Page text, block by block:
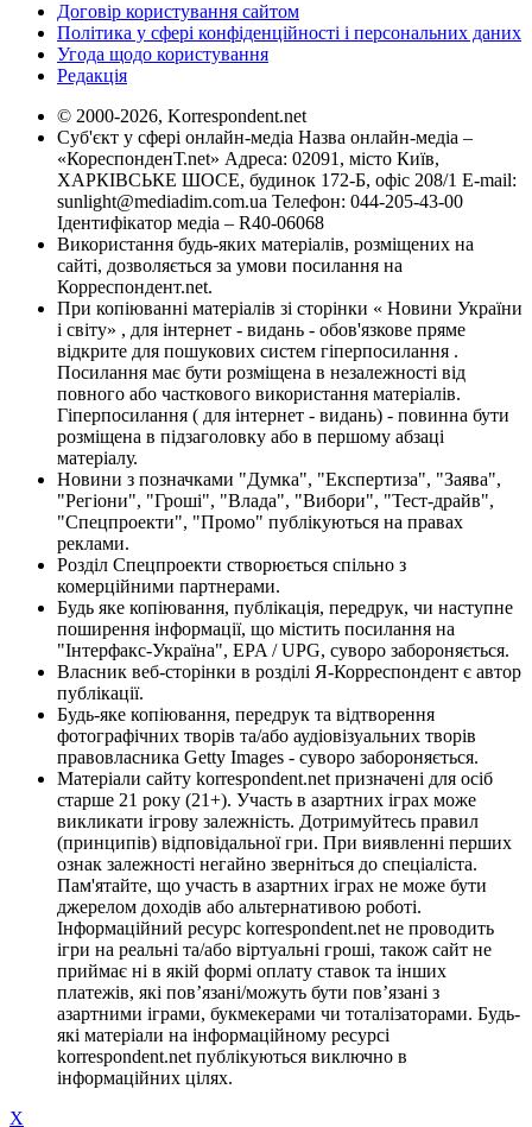
Договір користування сайтом
Політика у сфері конфіденційності і персональних даних
Угода щодо користування
Редакція
© 2000-2026, Korrespondent.net
Суб'єкт у сфері онлайн-медіа Назва онлайн-медіа –
«КореспонденТ.net» Адреса: 02091, місто Київ,
ХАРКІВСЬКЕ ШОСЕ, будинок 172-Б, офіс 208/1 E-mail:
sunlight@mediadim.com.ua Телефон: 044-205-43-00
Ідентифікатор медіа – R40-06068
Використання будь-яких матеріалів, розміщених на
сайті, дозволяється за умови посилання на
Корреспондент.net.
При копіюванні матеріалів зі сторінки « Новини України
і світу» , для інтернет - видань - обов'язкове пряме
відкрите для пошукових систем гіперпосилання .
Посилання має бути розміщена в незалежності від
повного або часткового використання матеріалів.
Гіперпосилання ( для інтернет - видань) - повинна бути
розміщена в підзаголовку або в першому абзаці
матеріалу.
Новини з позначками "Думка", "Експертиза", "Заява",
"Регіони", "Гроші", "Влада", "Вибори", "Тест-драйв",
"Спецпроекти", "Промо" публікуються на правах
реклами.
Розділ Спецпроекти створюється спільно з
комерційними партнерами.
Будь яке копіювання, публікація, передрук, чи наступне
поширення інформації, що містить посилання на
"Інтерфакс-Україна", EPA / UPG, суворо забороняється.
Власник веб-сторінки в розділі Я-Корреспондент є автор
публікації.
Будь-яке копіювання, передрук та відтворення
фотографічних творів та/або аудіовізуальних творів
правовласника Getty Images - суворо забороняється.
Матеріали сайту korrespondent.net призначені для осіб
старше 21 року (21+). Участь в азартних іграх може
викликати ігрову залежність. Дотримуйтесь правил
(принципів) відповідальної гри. При виявленні перших
ознак залежності негайно зверніться до спеціаліста.
Пам'ятайте, що участь в азартних іграх не може бути
джерелом доходів або альтернативою роботі.
Інформаційний ресурс korrespondent.net не проводить
ігри на реальні та/або віртуальні гроші, також сайт не
приймає ні в якій формі оплату ставок та інших
платежів, які пов’язані/можуть бути пов’язані з
азартними іграми, букмекерами чи тоталізаторами. Будь-
які матеріали на інформаційному ресурсі
korrespondent.net публікуються виключно в
інформаційних цілях.
X